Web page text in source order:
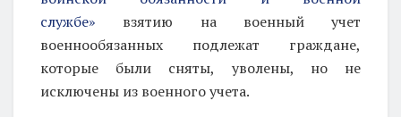
службе» взятию на военный учет
военнообязанных подлежат граждане,
которые были сняты, уволены, но не
исключены из военного учета.